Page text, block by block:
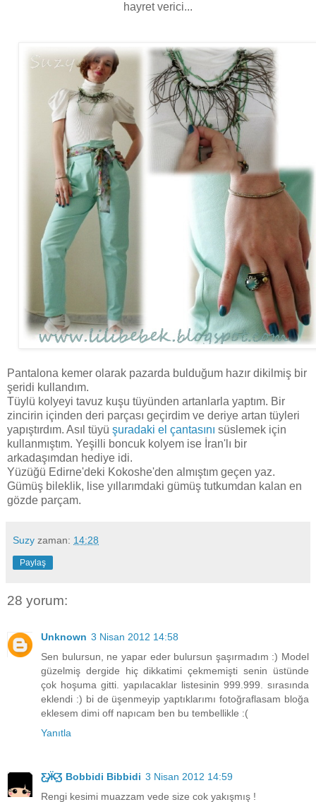
hayret verici...
Pantalona kemer olarak pazarda bulduğum hazır dikilmiş bir
şeridi kullandım.
Tüylü kolyeyi tavuz kuşu tüyünden artanlarla yaptım. Bir
zincirin içinden deri parçası geçirdim ve deriye artan tüyleri
yapıştırdım. Asıl tüyü şuradaki el çantasını süslemek için
kullanmıştım. Yeşilli boncuk kolyem ise İran'lı bir
arkadaşımdan hediye idi.
Yüzüğü Edirne'deki Kokoshe'den almıştım geçen yaz.
Gümüş bileklik, lise yıllarımdaki gümüş tutkumdan kalan en
gözde parçam.
Suzy zaman: 14:28
Paylaş
28 yorum:
Unknown 3 Nisan 2012 14:58
Sen bulursun, ne yapar eder bulursun şaşırmadım :) Model
güzelmiş dergide hiç dikkatimi çekmemişti senin üstünde
çok hoşuma gitti. yapılacaklar listesinin 999.999. sırasında
eklendi :) bi de üşenmeyip yaptıklarımı fotoğraflasam bloğa
eklesem dimi off napıcam ben bu tembellikle :(
Yanıtla
Ƹ̵̡Ӝ̵̨̄Ʒ Bobbidi Bibbidi 3 Nisan 2012 14:59
Rengi kesimi muazzam vede size cok yakışmış !